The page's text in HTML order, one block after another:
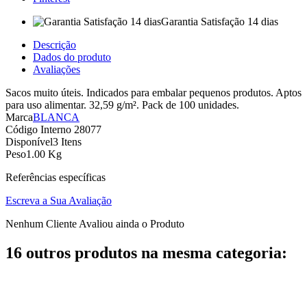
Garantia Satisfação 14 dias
Descrição
Dados do produto
Avaliações
Sacos muito úteis. Indicados para embalar pequenos produtos. Aptos
para uso alimentar. 32,59 g/m². Pack de 100 unidades.
MarcaBLANCA
Código Interno 28077
Disponível3 Itens
Peso1.00 Kg
Referências específicas
Escreva a Sua Avaliação
Nenhum Cliente Avaliou ainda o Produto
16 outros produtos na mesma categoria: